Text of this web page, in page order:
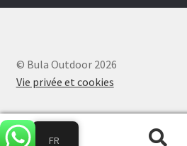
© Bula Outdoor 2026
Vie privée et cookies
FR